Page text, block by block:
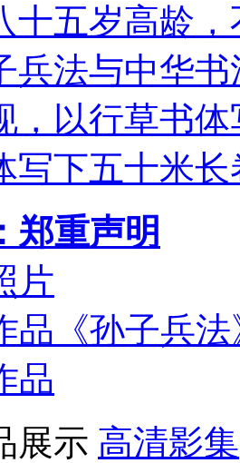
十五岁高龄
兵法与中华
，以行草书
写下五十米
郑重声明
片
品《孙子兵法
品
展示 高清影集